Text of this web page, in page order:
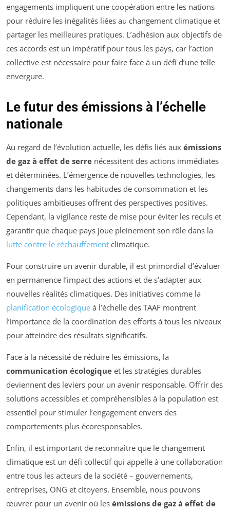
engagements impliquent une coopération entre les nations
pour réduire les inégalités liées au changement climatique et
partager les meilleures pratiques. L’adhésion aux objectifs de
ces accords est un impératif pour tous les pays, car l’action
collective est nécessaire pour faire face à un défi d’une telle
envergure.
Le futur des émissions à l’échelle
nationale
Au regard de l’évolution actuelle, les défis liés aux émissions
de gaz à effet de serre nécessitent des actions immédiates
et déterminées. L’émergence de nouvelles technologies, les
changements dans les habitudes de consommation et les
politiques ambitieuses offrent des perspectives positives.
Cependant, la vigilance reste de mise pour éviter les reculs et
garantir que chaque pays joue pleinement son rôle dans la
lutte contre le réchauffement climatique.
Pour construire un avenir durable, il est primordial d’évaluer
en permanence l’impact des actions et de s’adapter aux
nouvelles réalités climatiques. Des initiatives comme la
planification écologique à l’échelle des TAAF montrent
l’importance de la coordination des efforts à tous les niveaux
pour atteindre des résultats significatifs.
Face à la nécessité de réduire les émissions, la
communication écologique et les stratégies durables
deviennent des leviers pour un avenir responsable. Offrir des
solutions accessibles et compréhensibles à la population est
essentiel pour stimuler l’engagement envers des
comportements plus écoresponsables.
Enfin, il est important de reconnaître que le changement
climatique est un défi collectif qui appelle à une collaboration
entre tous les acteurs de la société – gouvernements,
entreprises, ONG et citoyens. Ensemble, nous pouvons
œuvrer pour un avenir où les émissions de gaz à effet de